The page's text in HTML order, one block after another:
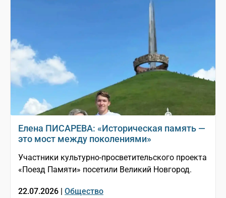
Елена ПИСАРЕВА: «Историческая память —
это мост между поколениями»
Участники культурно-просветительского проекта
«Поезд Памяти» посетили Великий Новгород.
22.07.2026 | Общество